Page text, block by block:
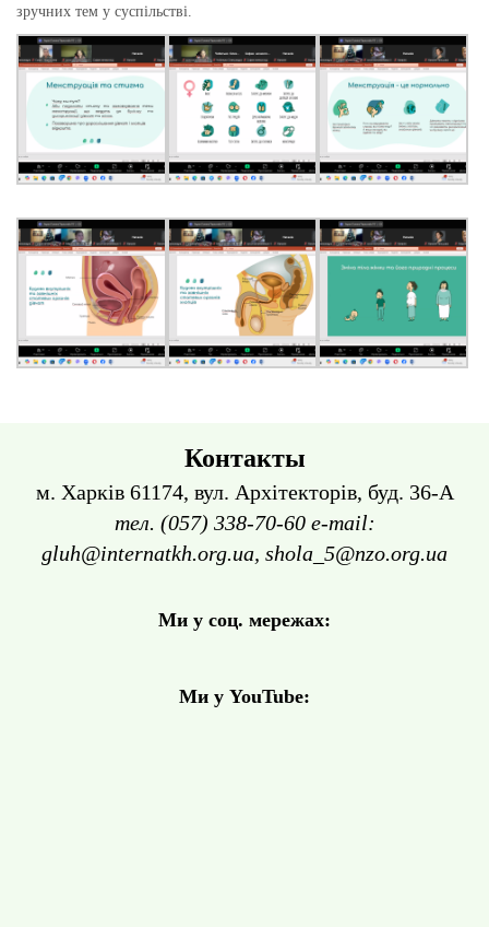
зручних тем у суспільстві.
Контакты
м. Харків 61174, вул. Архітекторів, буд. 36-А
тел. (057) 338-70-60 e-mail:
gluh@internatkh.org.ua, shola_5@nzo.org.ua
Ми у соц. мережах:
Ми у YouTube: